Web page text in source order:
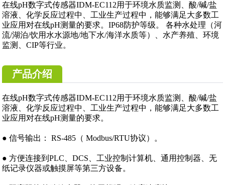
在线pH数字式传感器IDM-EC112用于环境水质监测、酸/碱/盐
溶液、化学反应过程中、工业生产过程中，能够满足大多数工
业应用对在线pH测量的要求。IP68防护等级。 各种水处理（河
流/湖泊/饮用水水源地/地下水/海洋水质等）、水产养殖、环境
监测、CIP等行业。
产品介绍
在线pH数字式传感器IDM-EC112用于环境水质监测、酸/碱/盐
溶液、化学反应过程中、工业生产过程中，能够满足大多数工
业应用对在线pH测量的要求。
● 信号输出： RS-485（ Modbus/RTU协议）。
● 方便连接到PLC、DCS、工业控制计算机、通用控制器、无
纸记录仪器或触摸屏等第三方设备。